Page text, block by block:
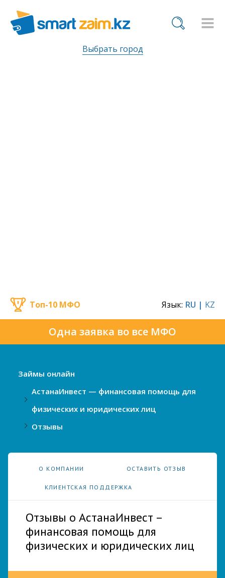
Выбрать город
Одна заявка во все МФО
Топ-10 МФО Язык: RU | KZ
Займы онлайн
АстанаИнвест — финансовая помощь для
физических и юридических лиц
Отзывы
О КОМПАНИИ ОСТАВИТЬ ОТЗЫВ
КЛИЕНТСКАЯ ПОДДЕРЖКА
Отзывы о АстанаИнвест –
финансовая помощь для
физических и юридических лиц